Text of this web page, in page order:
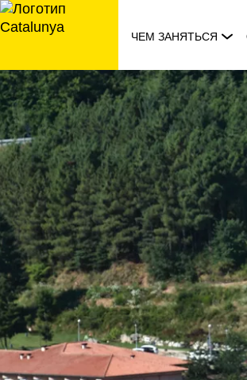
перейти
к
ЧЕМ ЗАНЯТЬСЯ